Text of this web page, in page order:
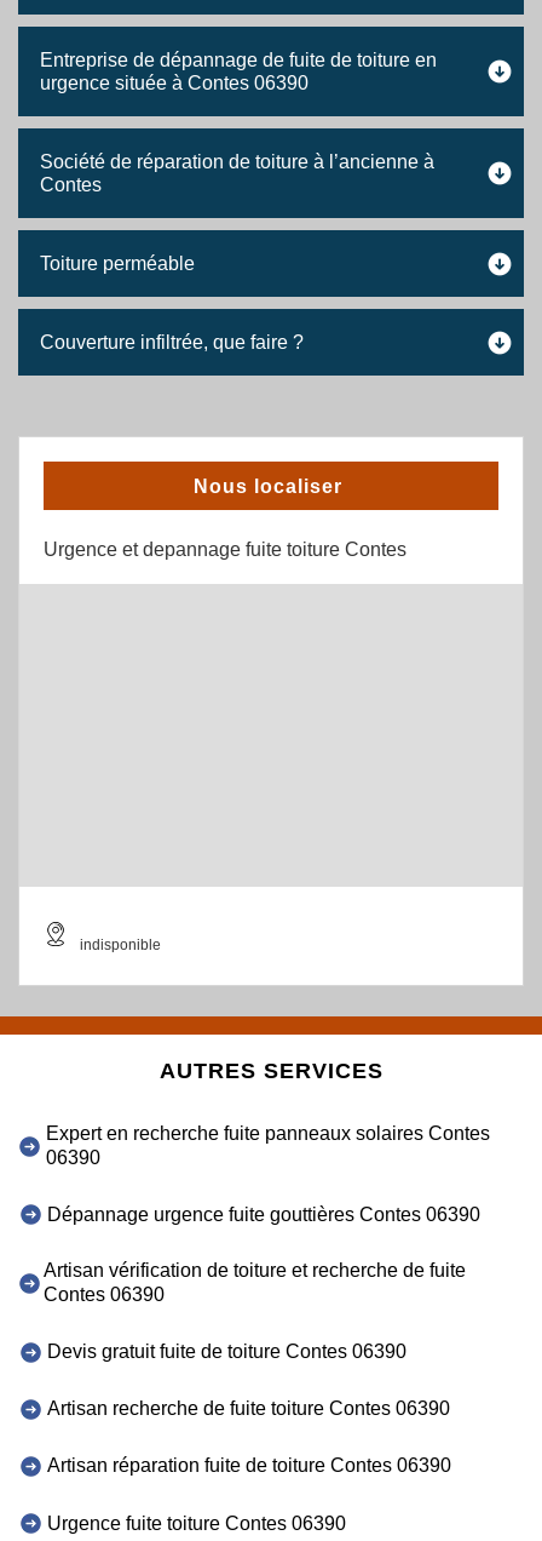
Entreprise de dépannage de fuite de toiture en
urgence située à Contes 06390
Société de réparation de toiture à l’ancienne à
Contes
Toiture perméable
Couverture infiltrée, que faire ?
Nous localiser
Urgence et depannage fuite toiture Contes
indisponible
AUTRES SERVICES
Expert en recherche fuite panneaux solaires Contes
06390
Dépannage urgence fuite gouttières Contes 06390
Artisan vérification de toiture et recherche de fuite
Contes 06390
Devis gratuit fuite de toiture Contes 06390
Artisan recherche de fuite toiture Contes 06390
Artisan réparation fuite de toiture Contes 06390
Urgence fuite toiture Contes 06390